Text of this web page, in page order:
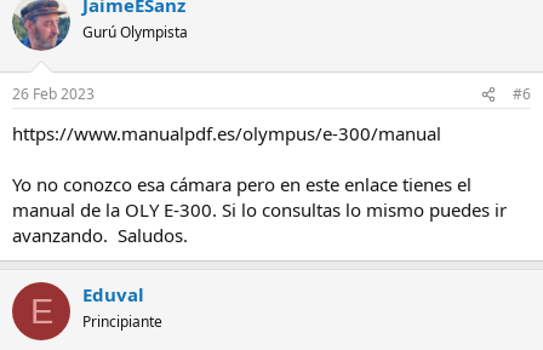
Gurú Olympista
26 Feb 2023 #6
https://www.manualpdf.es/olympus/e-300/manual
Yo no conozco esa cámara pero en este enlace tienes el
manual de la OLY E-300. Si lo consultas lo mismo puedes ir
avanzando. Saludos.
E Eduval
Principiante